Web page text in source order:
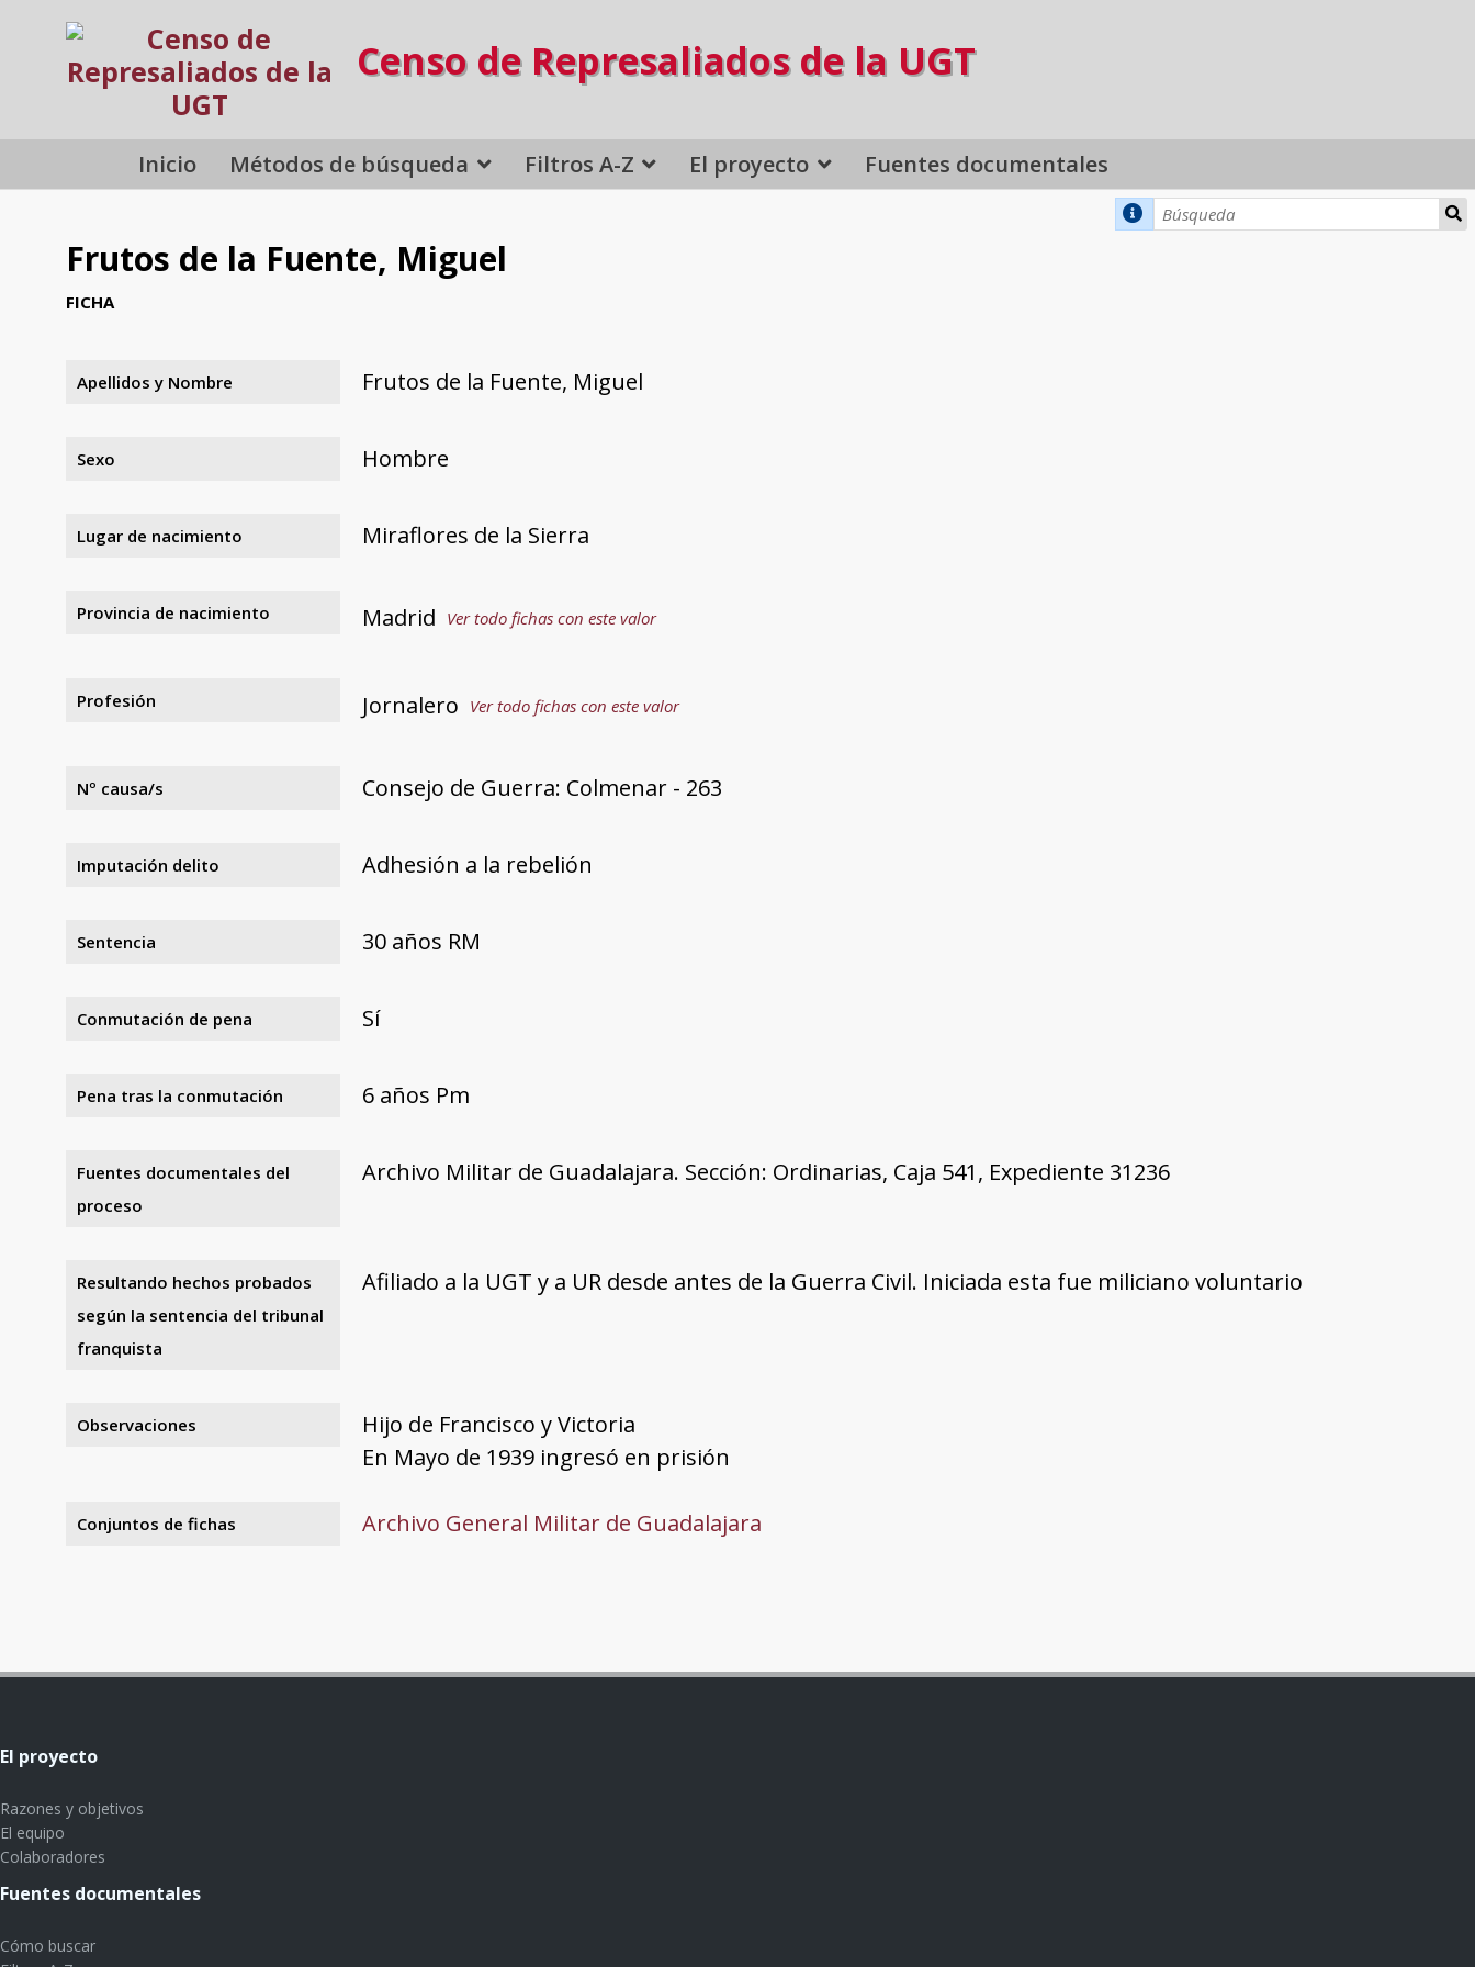
Censo de Represaliados de la UGT
Inicio Métodos de búsqueda Filtros A-Z El proyecto Fuentes documentales
Frutos de la Fuente, Miguel
FICHA
Apellidos y Nombre Frutos de la Fuente, Miguel
Sexo Hombre
Lugar de nacimiento Miraflores de la Sierra
Provincia de nacimiento Madrid Ver todo fichas con este valor
Profesión Jornalero Ver todo fichas con este valor
Nº causa/s Consejo de Guerra: Colmenar - 263
Imputación delito Adhesión a la rebelión
Sentencia 30 años RM
Conmutación de pena Sí
Pena tras la conmutación 6 años Pm
Fuentes documentales del
proceso
Archivo Militar de Guadalajara. Sección: Ordinarias, Caja 541, Expediente 31236
Resultando hechos probados
según la sentencia del tribunal
franquista
Afiliado a la UGT y a UR desde antes de la Guerra Civil. Iniciada esta fue miliciano voluntario
Observaciones
Hijo de Francisco y Victoria
En Mayo de 1939 ingresó en prisión
Conjuntos de fichas Archivo General Militar de Guadalajara
El proyecto
Razones y objetivos
El equipo
Colaboradores
Fuentes documentales
Cómo buscar